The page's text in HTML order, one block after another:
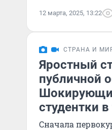
12 марта, 2025, 13:22
СТРАНА И
Яростный
публичной
студентки в
Сначала